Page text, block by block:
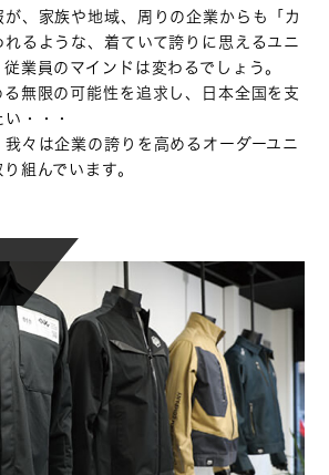
、家族や地域、周りの企業からも「カ
るような、着ていて誇りに思えるユニ
業員のマインドは変わるでしょう。
無限の可能性を追求し、日本全国を支
・・・
々は企業の誇りを高めるオーダーユニ
組んでいます。